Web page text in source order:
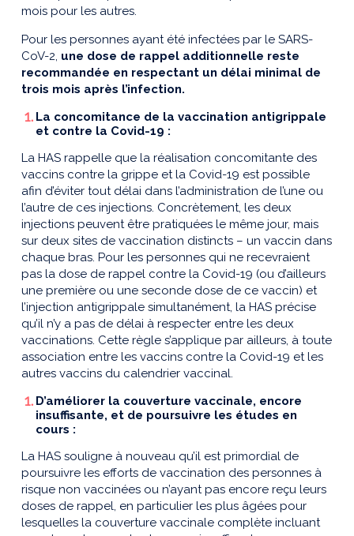
mois pour les autres.
Pour les personnes ayant été infectées par le SARS-
CoV-2, une dose de rappel additionnelle reste
recommandée en respectant un délai minimal de
trois mois après l’infection.
La concomitance de la vaccination antigrippale
et contre la Covid-19 :
La HAS rappelle que la réalisation concomitante des
vaccins contre la grippe et la Covid-19 est possible
afin d’éviter tout délai dans l’administration de l’une ou
l’autre de ces injections. Concrètement, les deux
injections peuvent être pratiquées le même jour, mais
sur deux sites de vaccination distincts – un vaccin dans
chaque bras. Pour les personnes qui ne recevraient
pas la dose de rappel contre la Covid-19 (ou d’ailleurs
une première ou une seconde dose de ce vaccin) et
l’injection antigrippale simultanément, la HAS précise
qu’il n’y a pas de délai à respecter entre les deux
vaccinations. Cette règle s’applique par ailleurs, à toute
association entre les vaccins contre la Covid-19 et les
autres vaccins du calendrier vaccinal.
D’améliorer la couverture vaccinale, encore
insuffisante, et de poursuivre les études en
cours :
La HAS souligne à nouveau qu’il est primordial de
poursuivre les efforts de vaccination des personnes à
risque non vaccinées ou n’ayant pas encore reçu leurs
doses de rappel, en particulier les plus âgées pour
lesquelles la couverture vaccinale complète incluant